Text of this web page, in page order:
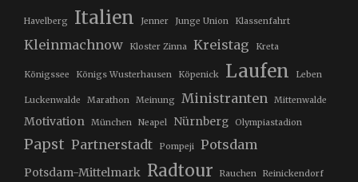
Havelberg Italien Jenner Junge Union Klassenfahrt
Kleinmachnow Kloster Zinna Kreistag Kreta
Königssee Königs Wusterhausen Köpenick Laufen Leben
Luckenwalde Marathon Meinung Ministranten Mittenwalde
Motivation München Neapel Nürnberg Olympiastadion
Papst Partnerstadt Pompeji Potsdam
Potsdam-Mittelmark Radtour Rauchen Reinickendorf